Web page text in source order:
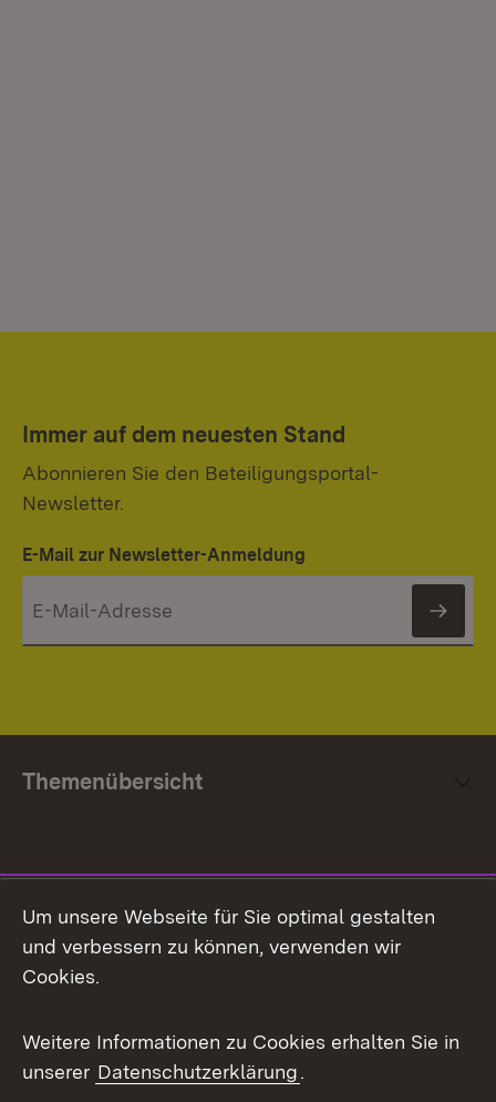
Immer auf dem neuesten Stand
Abonnieren Sie den Beteiligungsportal-
Newsletter.
E-Mail zur Newsletter-Anmeldung
Themenübersicht
Facebook
X / Twitter
Youtube
Um unsere Webseite für Sie optimal gestalten
und verbessern zu können, verwenden wir
Cookies.
Weitere Informationen zu Cookies erhalten Sie in
unserer Datenschutzerklärung.